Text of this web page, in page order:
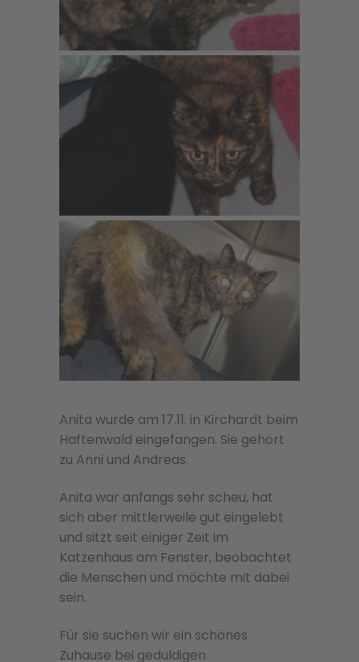
Anita wurde am 17.11. in Kirchardt beim
Haftenwald eingefangen. Sie gehört
zu Anni und Andreas.
Anita war anfangs sehr scheu, hat
sich aber mittlerweile gut eingelebt
und sitzt seit einiger Zeit im
Katzenhaus am Fenster, beobachtet
die Menschen und möchte mit dabei
sein.
Für sie suchen wir ein schönes
Zuhause bei geduldigen